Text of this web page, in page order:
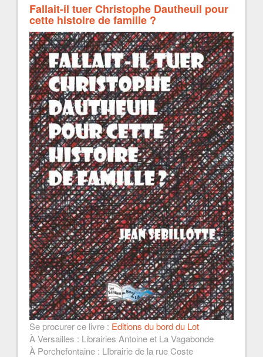
Fallait-il tuer Christophe Dautheuil pour
cette histoire de famille ?
Se procurer ce livre : Editions du bord du Lot
À Versailles : Librairies Antoine et La Vagabonde
À Porchefontaine : LIbrairie de la rue Coste